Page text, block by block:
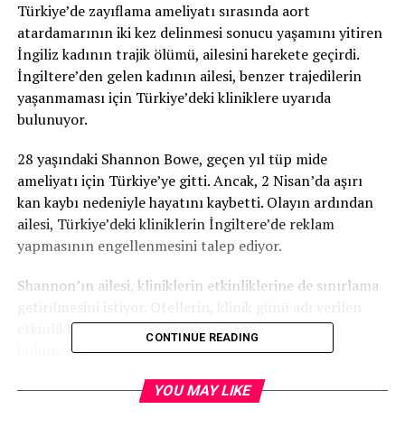
Türkiye’de zayıflama ameliyatı sırasında aort
atardamarının iki kez delinmesi sonucu yaşamını yitiren
İngiliz kadının trajik ölümü, ailesini harekete geçirdi.
İngiltere’den gelen kadının ailesi, benzer trajedilerin
yaşanmaması için Türkiye’deki kliniklere uyarıda
bulunuyor.
28 yaşındaki Shannon Bowe, geçen yıl tüp mide
ameliyatı için Türkiye’ye gitti. Ancak, 2 Nisan’da aşırı
kan kaybı nedeniyle hayatını kaybetti. Olayın ardından
ailesi, Türkiye’deki kliniklerin İngiltere’de reklam
yapmasının engellenmesini talep ediyor.
Shannon’ın ailesi, kliniklerin etkinliklerine de sınırlama
etkinliklere ev sahipliği yapmaması çağrısında
bulunuyor.
İngiltere’deki ailesi, Shannon’ın ameliyat sonrası
CONTINUE READING
YOU MAY LIKE